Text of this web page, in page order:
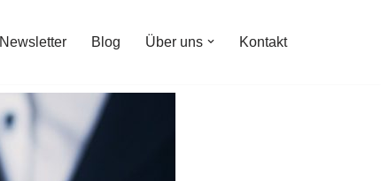
Newsletter Blog Über uns Kontakt